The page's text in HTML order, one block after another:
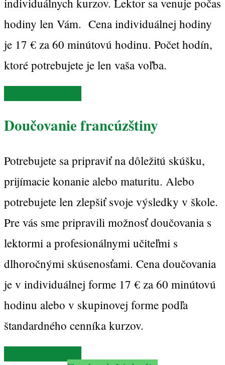
hodiny len Vám. Cena individuálnej hodiny
je 17 € za 60 minútovú hodinu. Počet hodín,
ktoré potrebujete je len vaša voľba.
Doučovanie francúzštiny
Potrebujete sa pripraviť na dôležitú skúšku,
prijímacie konanie alebo maturitu. Alebo
potrebujete len zlepšiť svoje výsledky v škole.
Pre vás sme pripravili možnosť doučovania s
lektormi a profesionálnymi učiteľmi s
dlhoročnými skúsenosťami. Cena doučovania
je v individuálnej forme 17 € za 60 minútovú
hodinu alebo v skupinovej forme podľa
štandardného cenníka kurzov.